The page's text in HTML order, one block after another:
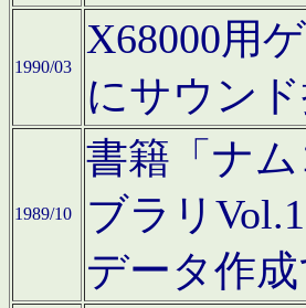
1990/03
X68000用
にサウン
1989/10
書籍「ナ
ブラリ
データ作成